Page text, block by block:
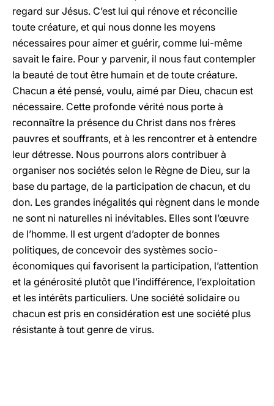
regard sur Jésus. C’est lui qui rénove et réconcilie
toute créature, et qui nous donne les moyens
nécessaires pour aimer et guérir, comme lui-même
savait le faire. Pour y parvenir, il nous faut contempler
la beauté de tout être humain et de toute créature.
Chacun a été pensé, voulu, aimé par Dieu, chacun est
nécessaire. Cette profonde vérité nous porte à
reconnaître la présence du Christ dans nos frères
pauvres et souffrants, et à les rencontrer et à entendre
leur détresse. Nous pourrons alors contribuer à
organiser nos sociétés selon le Règne de Dieu, sur la
base du partage, de la participation de chacun, et du
don. Les grandes inégalités qui règnent dans le monde
ne sont ni naturelles ni inévitables. Elles sont l’œuvre
de l’homme. Il est urgent d’adopter de bonnes
politiques, de concevoir des systèmes socio-
économiques qui favorisent la participation, l’attention
et la générosité plutôt que l’indifférence, l’exploitation
et les intérêts particuliers. Une société solidaire ou
chacun est pris en considération est une société plus
résistante à tout genre de virus.